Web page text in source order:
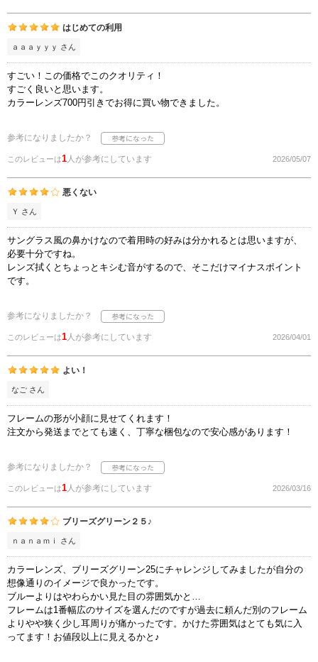
はじめての利用
ａａａｙｙｙ さん
すごい！この価格でこのクオリティ！
すごく良いと思います。
カラーレンズ700円引きでお得に買い物できました。
参考になりましたか？
このレビューは1 人が参考にしています 2026/05/07
悪くない
Ｙ さん
サングラス風の鼻かけなので着用時の好みは分かれるとは思いますが、
必要十分ですね。
レンズ拭くとちょっとキシむ音がするので、そこだけマイナスポイント
です。
参考になりましたか？
このレビューは1 人が参考にしています 2026/04/01
よい！
なご さん
フレームの形が小顔に見せてくれます！
注文から発送までとても速く、丁寧な梱包なので安心感があります！
参考になりましたか？
このレビューは1 人が参考にしています 2026/03/16
ブリーズグリーン２５♪
ｎａｎａｍｉ さん
カラーレンズ、ブリーズグリーン25にチャレンジしてみましたが自分の
想像通りのイメージで良かったです。
ブルーよりはやわらかい見た目の雰囲気かと…
フレームは1番幅広のサイズを選んだのですが過去に頼んだ別のフレーム
よりやや狭く少し耳周りが痛かったです。かけた雰囲気はとても気に入
ってます！お値段以上に見えるかと♪